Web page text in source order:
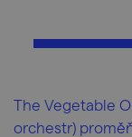
The Vegetable
orchestr)